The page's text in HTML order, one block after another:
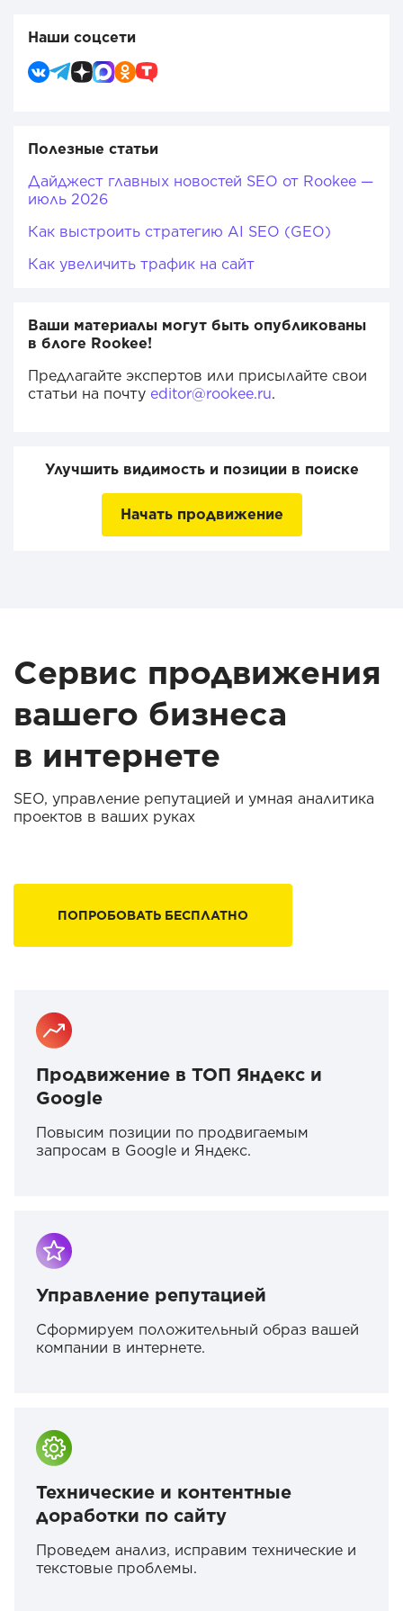
Наши соцсети
Полезные статьи
Дайджест главных новостей SEO от Rookee —
июль 2026
Как выстроить стратегию AI SEO (GEO)
Как увеличить трафик на сайт
Ваши материалы могут быть опубликованы
в блоге Rookee!
Предлагайте экспертов или присылайте свои
статьи на почту editor@rookee.ru.
Улучшить видимость и позиции в поиске
Начать продвижение
Сервис продвижения
вашего бизнеса
в интернете
SEO, управление репутацией и умная аналитика
проектов в ваших руках
ПОПРОБОВАТЬ БЕСПЛАТНО
Продвижение в ТОП Яндекс и
Google
Повысим позиции по продвигаемым
запросам в Google и Яндекс.
Управление репутацией
Сформируем положительный образ вашей
компании в интернете.
Технические и контентные
доработки по сайту
Проведем анализ, исправим технические и
текстовые проблемы.